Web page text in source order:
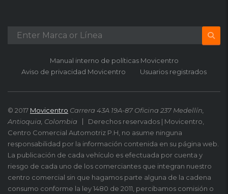
Manual interno de políticas Movicentro
Aviso de privacidad Movicentro
Usuarios registrados
© 2017 Movicentro Carrera 43A 19A-87 Oficina 237 Medellín,
Antioquia, Colombia
Derechos reservados | Movicentro,
Centro Comercial Automotriz P.H, no asume ninguna
responsabilidad por la información contenida en su página web.
La publicación de cada vehículo es efectuada por cuenta y
riesgo de cada uno de los comerciantes que integran nuestro
centro comercial sin que hagamos parte alguna de la cadena
consumo conforme la ley 1480 de 2011, percibamos comisión o